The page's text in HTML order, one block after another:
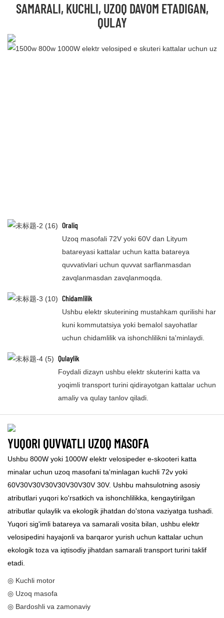
SAMARALI, KUCHLI, UZOQ DAVOM ETADIGAN,
QULAY
Oraliq
Uzoq masofali 72V yoki 60V dan Lityum
batareyasi kattalar uchun katta batareya
quvvativlari uchun quvvat sarflanmasdan
zavqlanmasdan zavqlanmoqda.
Chidamlilik
Ushbu elektr skuterining mustahkam qurilishi har
kuni kommutatsiya yoki bemalol sayohatlar
uchun chidamlilik va ishonchlilikni ta'minlaydi.
Qulaylik
Foydali dizayn ushbu elektr skuterini katta va
yoqimli transport turini qidirayotgan kattalar uchun
amaliy va qulay tanlov qiladi.
YUQORI QUVVATLI UZOQ MASOFA
Ushbu 800W yoki 1000W elektr velosipeder e-skooteri katta
minalar uchun uzoq masofani ta'minlagan kuchli 72v yoki
60V30V30V30V30V30V30V 30V. Ushbu mahsulotning asosiy
atributlari yuqori ko'rsatkich va ishonchlilikka, kengaytirilgan
atributlar qulaylik va ekologik jihatdan do'stona vaziyatga tushadi.
Yuqori sig'imli batareya va samarali vosita bilan, ushbu elektr
velosipedini hayajonli va barqaror yurish uchun kattalar uchun
ekologik toza va iqtisodiy jihatdan samarali transport turini taklif
etadi.
◎ Kuchli motor
◎ Uzoq masofa
◎ Bardoshli va zamonaviy